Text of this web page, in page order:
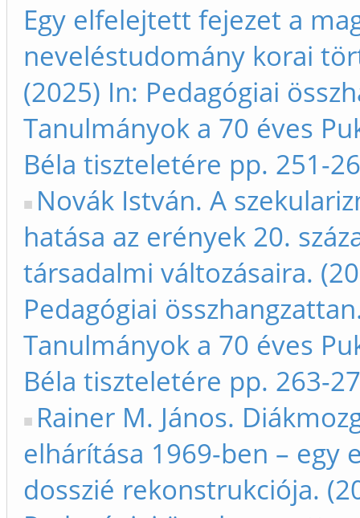
Egy elfelejtett fejezet a
neveléstudomány korai
(2025) In: Pedagógiai
Tanulmányok a 70 éves
Béla tiszteletére pp. 251-
Novák István. A
hatása az erények 20.
társadalmi változásaira.
Pedagógiai
Tanulmányok a 70 éves
Béla tiszteletére pp. 263-
Rainer M. János.
elhárítása 1969-ben – egy
dosszié rekonstrukciója.